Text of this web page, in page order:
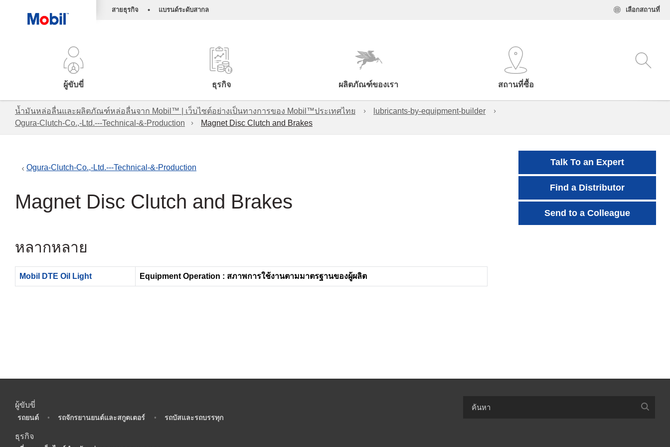
สายธุรกิจ • แบรนด์ระดับสากล เลือกสถานที่
ผู้ขับขี่ ธุรกิจ ผลิตภัณฑ์ของเรา สถานที่ซื้อ
น้ำมันหล่อลื่นและผลิตภัณฑ์หล่อลื่นจาก Mobil™ | เว็บไซต์อย่างเป็นทางการของ Mobil™ประเทศไทย
lubricants-by-equipment-builder
Ogura-Clutch-Co.,-Ltd.---Technical-&-Production
Magnet Disc Clutch and Brakes
Ogura-Clutch-Co.,-Ltd.---Technical-&-Production
Magnet Disc Clutch and Brakes
หลากหลาย
Mobil DTE Oil Light Equipment Operation : สภาพการใช้งานตามมาตรฐานของผู้ผลิต
Talk To an Expert
Find a Distributor
Send to a Colleague
ผู้ขับขี่
รถยนต์ • รถจักรยานยนต์และสกูตเตอร์ • รถบัสและรถบรรทุก
ธุรกิจ